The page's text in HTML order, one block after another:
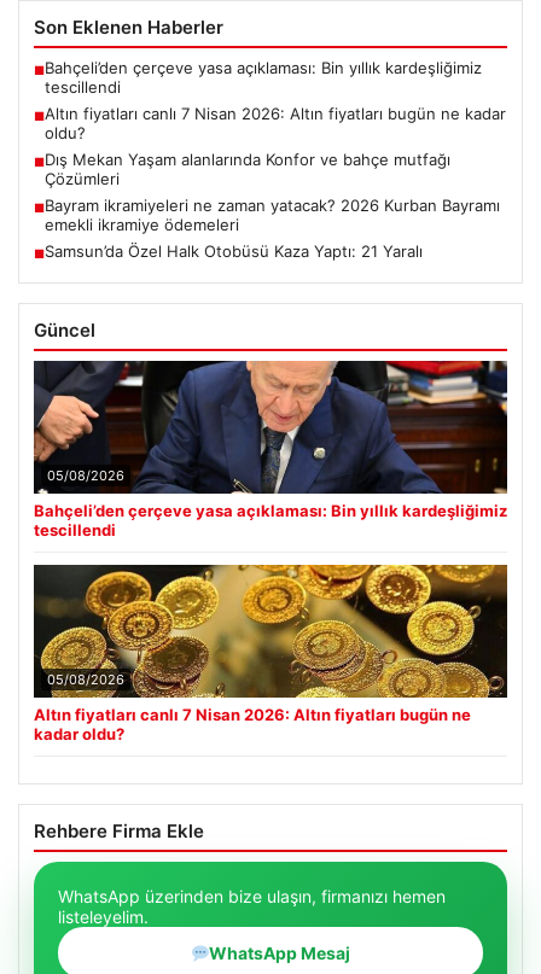
Son Eklenen Haberler
■Bahçeli’den çerçeve yasa açıklaması: Bin yıllık kardeşliğimiz
tescillendi
■Altın fiyatları canlı 7 Nisan 2026: Altın fiyatları bugün ne kadar
oldu?
■Dış Mekan Yaşam alanlarında Konfor ve bahçe mutfağı
Çözümleri
■Bayram ikramiyeleri ne zaman yatacak? 2026 Kurban Bayramı
emekli ikramiye ödemeleri
■Samsun’da Özel Halk Otobüsü Kaza Yaptı: 21 Yaralı
Güncel
05/08/2026
Bahçeli’den çerçeve yasa açıklaması: Bin yıllık kardeşliğimiz
tescillendi
05/08/2026
Altın fiyatları canlı 7 Nisan 2026: Altın fiyatları bugün ne
kadar oldu?
Rehbere Firma Ekle
WhatsApp üzerinden bize ulaşın, firmanızı hemen
listeleyelim.
WhatsApp Mesaj